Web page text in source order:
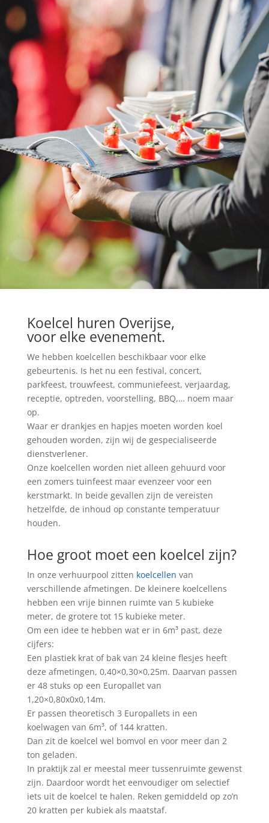
Koelcel huren Overijse,
voor elke evenement.
We hebben koelcellen beschikbaar voor elke
gebeurtenis. Is het nu een festival, concert,
parkfeest, trouwfeest, communiefeest, verjaardag,
receptie, optreden, voorstelling, BBQ,… noem maar
op.
Waar er drankjes en hapjes moeten worden koel
gehouden worden, zijn wij de gespecialiseerde
dienstverlener.
Onze koelcellen worden niet alleen gehuurd voor
een zomers tuinfeest maar evenzeer voor een
kerstmarkt. In beide gevallen zijn de vereisten
hetzelfde, de inhoud op constante temperatuur
houden.
Hoe groot moet een koelcel zijn?
In onze verhuurpool zitten koelcellen van
verschillende afmetingen. De kleinere koelcellens
hebben een vrije binnen ruimte van 5 kubieke
meter, de grotere tot 15 kubieke meter.
Om een idee te hebben wat er in 6m³ past, deze
cijfers:
Een plastiek krat of bak van 24 kleine flesjes heeft
deze afmetingen, 0,40×0,30×0,25m. Daarvan passen
er 48 stuks op een Europallet van
1,20×0,80x0x0,14m.
Er passen theoretisch 3 Europallets in een
koelwagen van 6m³, of 144 kratten.
Dan zit de koelcel wel bomvol en voor meer dan 2
ton geladen.
In praktijk zal er meestal meer tussenruimte gewenst
zijn. Daardoor wordt het eenvoudiger om selectief
iets uit de koelcel te halen. Reken gemiddeld op zo’n
20 kratten per kubiek als maatstaf.